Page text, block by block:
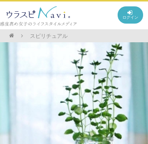
ログイン
スピリチュアル